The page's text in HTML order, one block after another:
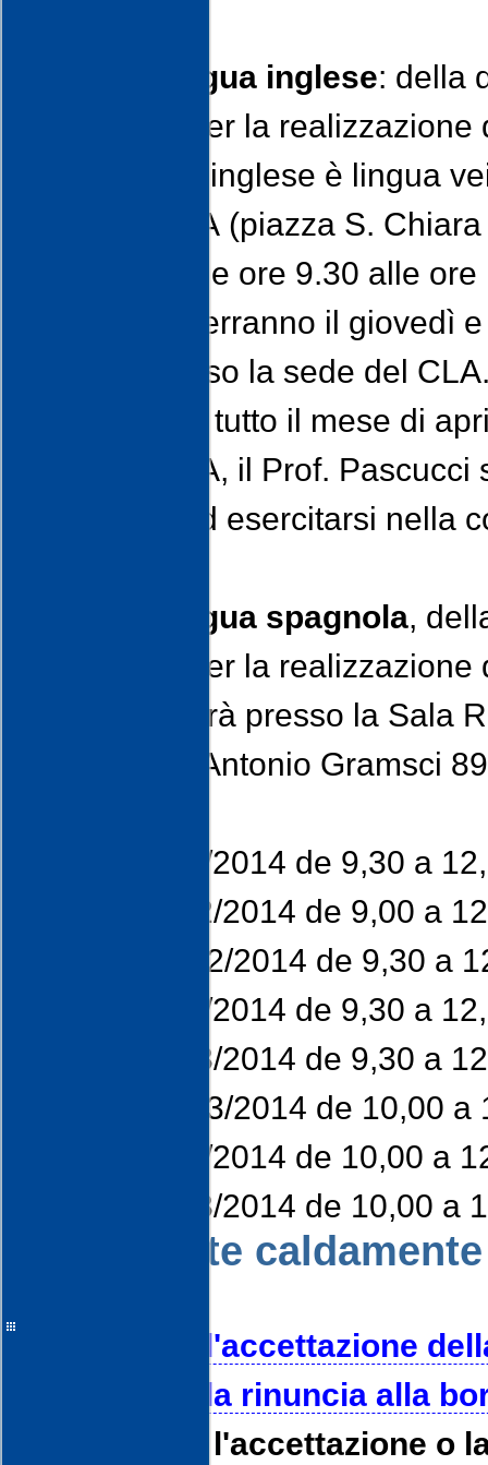
Corso di lingua inglese: della
selezionati per la
paesi in cui l'inglese è lingua
sede del CLA (piazza S.
febbraio, dalle ore 9.30 alle
le lezioni si terranno il giovedì
sempre presso la sede del
AVVISO: per tutto il mese di
sede del CLA, il Prof.
interessati ad esercitarsi nella
Corso di lingua spagnola,
selezionati per la
Il corso si terrà presso la Sala
Ateneo, Via Antonio Gramsci
Lunes 24/02/2014 de 9,30 a
Martes 25/02/2014 de 9,00 a
Viernes 28/02/2014 de 9,30 a
Lunes 03/03/2014 de 9,30 a
Martes 04/03/2014 de 9,30 a
Viernes 07/03/2014 de 10,00 a
Lunes 10/03/2014 de 10,00 a
Martes 11/03/2014 de 10,00 a
Siete
Modulo per l'accettazione
Modulo per la rinuncia alla
I moduli per l'accettazione o